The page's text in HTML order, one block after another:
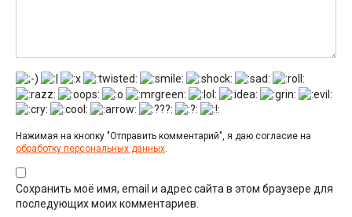
Нажимая на кнопку "Отправить комментарий", я даю согласие на
обработку персональных данных.
Сохранить моё имя, email и адрес сайта в этом браузере для
последующих моих комментариев.